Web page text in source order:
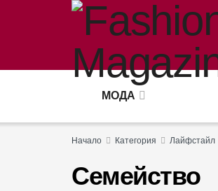
МОДА
Начало Категория Лайфстайл
Семейство